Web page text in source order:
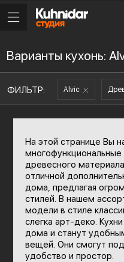
Варианты кухонь:
ФИЛЬТР: Alvic
На этой странице Вы
многофункциональные
древесного
отличной
дома, предлагая
стилей. В нашем
модели в стиле
слегка арт-деко.
дома и станут
вещей. Они смогут
удобство и простор.